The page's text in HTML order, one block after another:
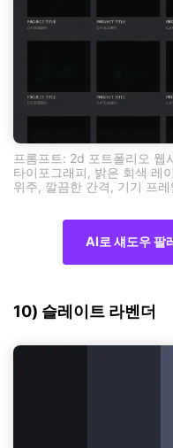
프롬프트: 2d 포트폴리오 웹
타이포그래피, 밝은 회색 레
위주, 깔끔한 간격, 기기 프
AI로 섀도우 팔
10) 슬레이트 라벤더